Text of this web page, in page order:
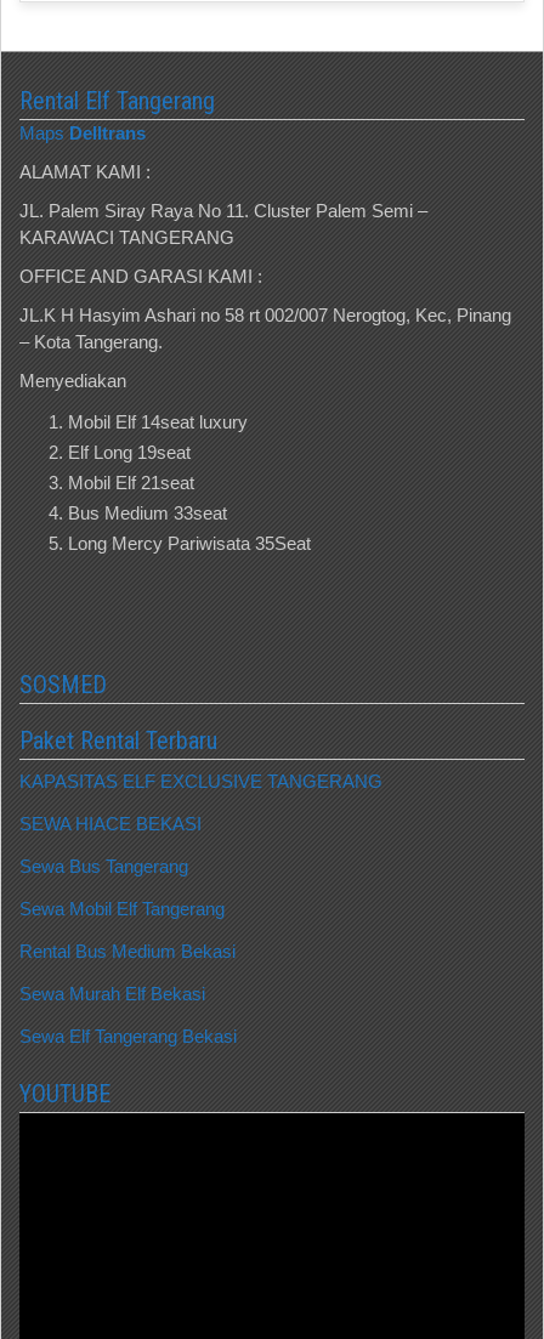
Rental Elf Tangerang
Maps Delltrans
ALAMAT KAMI :
JL. Palem Siray Raya No 11. Cluster Palem Semi –
KARAWACI TANGERANG
OFFICE AND GARASI KAMI :
JL.K H Hasyim Ashari no 58 rt 002/007 Nerogtog, Kec, Pinang
– Kota Tangerang.
Menyediakan
Mobil Elf 14seat luxury
Elf Long 19seat
Mobil Elf 21seat
Bus Medium 33seat
Long Mercy Pariwisata 35Seat
SOSMED
Paket Rental Terbaru
KAPASITAS ELF EXCLUSIVE TANGERANG
SEWA HIACE BEKASI
Sewa Bus Tangerang
Sewa Mobil Elf Tangerang
Rental Bus Medium Bekasi
Sewa Murah Elf Bekasi
Sewa Elf Tangerang Bekasi
YOUTUBE